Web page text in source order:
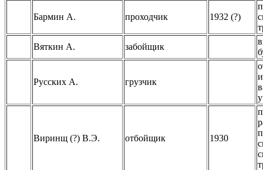
Бармин А. проходчик 1932 (?)
Вяткин А.
забойщик
Русских А. грузчик
Виринщ (?) В.Э. отбойщик 1930